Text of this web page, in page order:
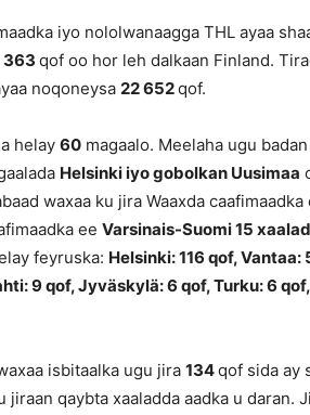
iyo nololwanaagga THL ayaa
363 qof oo hor leh dalkaan Finland.
noqoneysa 22 652qof.
helay 60 magaalo. Meelaha ugu
Helsinki iyo gobolkan Uusimaa
waxaa ku jira Waaxda caafimaadka
ee Varsinais-Suomi 15
feyruska: Helsinki:116 qof, Vantaa:
9 qof, Jyväskylä: 6 qof, Turku: 6
isbitaalka ugu jira 134qof sida ay
jiraan qaybta xaaladda aadka u daran.